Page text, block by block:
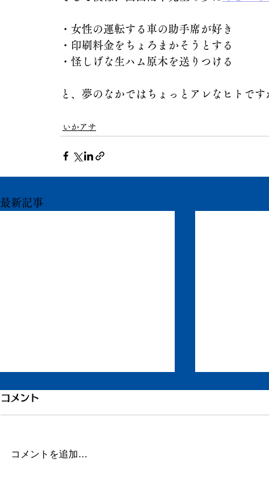
・女性の運転する車の助手席が好き
・印刷料金をちょろまかそうとする
・怪しげな生ハム原木を送りつける
と、夢のなかではちょっとアレなヒトで
いかアサ
最新記事
と」
コメント
コメントを追加…